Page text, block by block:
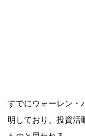
すでにウォーレン・
明しており、投資活